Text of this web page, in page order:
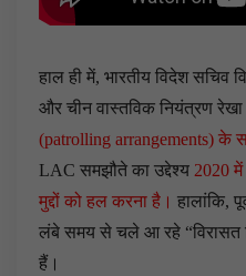
हाल ही में, भारतीय विदेश सचिव
और चीन वास्तविक नियंत्रण
(patrolling arrangements) के
LAC समझौते का उद्देश्य 2020
मुद्दों को हल करना है। हालांकि,
लंबे समय से चले आ रहे “विरासत
हैं।